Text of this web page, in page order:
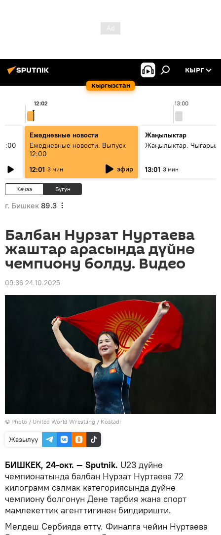
Кыргызстан
КЫРГ
13:00
12:02
Ежедневные новости
Ежедневные новости. Выпуск
12:00
12:01 3 мин эфир
Жаңылыктар
Жаңылыктар.
13:01 3 мин
Кечээ Бүгүн
г. Бишкек 89.3
Балбан Нурзат Нуртаева
жаштар арасында дүйнө
чемпиону болду. Видео
09:36 24.10.2025
© Photo / United World Wrestling / Kostadi
Жазылуу
БИШКЕК, 24-окт. — Sputnik. U23 дүйнө
чемпионатында балбан Нурзат Нуртаева 72
килограмм салмак категориясында дүйнө
чемпиону болгонун Дене тарбия жана спорт
мамлекеттик агенттигинен билдиришти.
Мелдеш Сербияда өттү. Финалга чейин Нуртаева